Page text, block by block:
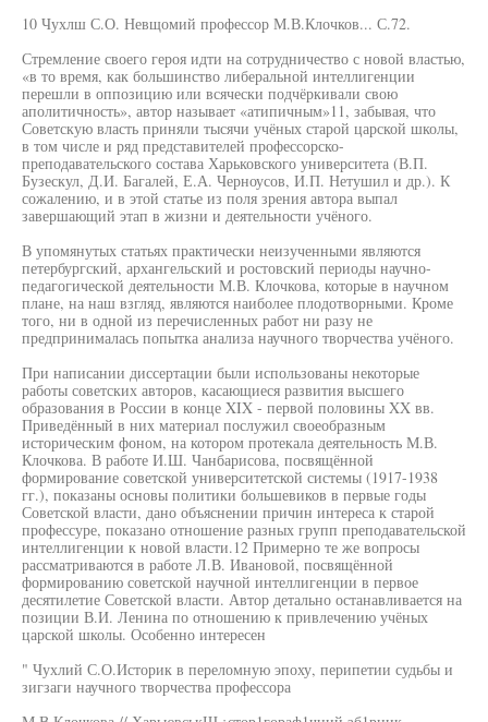
10 Чухлш С.О. Невщомий профессор М.В.Клочков... С.72.
Стремление своего героя идти на сотрудничество с новой властью,
«в то время, как большинство либеральной интеллигенции
перешли в оппозицию или всячески подчёркивали свою
аполитичность», автор называет «атипичным»11, забывая, что
Советскую власть приняли тысячи учёных старой царской школы,
в том числе и ряд представителей профессорско-
преподавательского состава Харьковского университета (В.П.
Бузескул, Д.И. Багалей, Е.А. Черноусов, И.П. Нетушил и др.). К
сожалению, и в этой статье из поля зрения автора выпал
завершающий этап в жизни и деятельности учёного.
В упомянутых статьях практически неизученными являются
петербургский, архангельский и ростовский периоды научно-
педагогической деятельности М.В. Клочкова, которые в научном
плане, на наш взгляд, являются наиболее плодотворными. Кроме
того, ни в одной из перечисленных работ ни разу не
предпринималась попытка анализа научного творчества учёного.
При написании диссертации были использованы некоторые
работы советских авторов, касающиеся развития высшего
образования в России в конце XIX - первой половины XX вв.
Приведённый в них материал послужил своеобразным
историческим фоном, на котором протекала деятельность М.В.
Клочкова. В работе И.Ш. Чанбарисова, посвящённой
формирование советской университетской системы (1917-1938
гг.), показаны основы политики большевиков в первые годы
Советской власти, дано объяснении причин интереса к старой
профессуре, показано отношение разных групп преподавательской
интеллигенции к новой власти.12 Примерно те же вопросы
рассматриваются в работе Л.В. Ивановой, посвящённой
формированию советской научной интеллигенции в первое
десятилетие Советской власти. Автор детально останавливается на
позиции В.И. Ленина по отношению к привлечению учёных
царской школы. Особенно интересен
" Чухлий С.О.Историк в переломную эпоху, перипетии судьбы и
зигзаги научного творчества профессора